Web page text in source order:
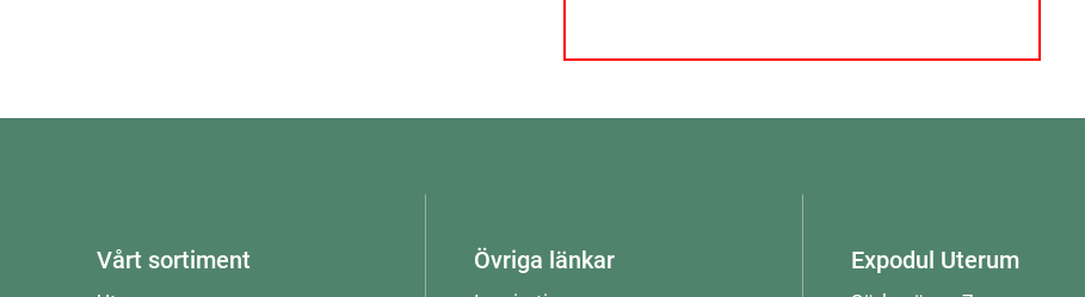
Vårt sortiment Övriga länkar Expodul Uterum